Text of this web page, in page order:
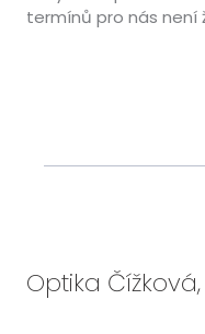
termínů pro nás není
Optika